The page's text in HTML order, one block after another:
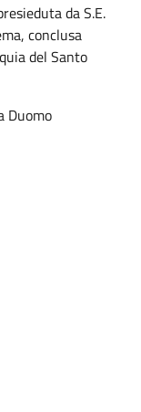
daS.E.
conclusa
del Santo
Duomo